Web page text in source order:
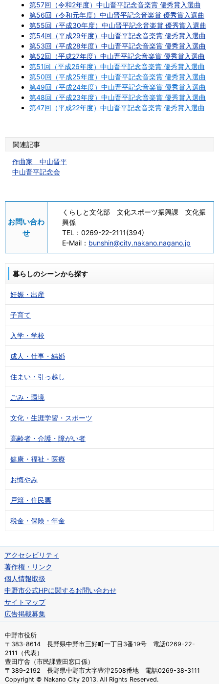
第57回（令和2年度）中山晋平記念音楽賞 優秀賞入選曲
第56回（令和元年度）中山晋平記念音楽賞 優秀賞入選曲
第55回（平成30年度）中山晋平記念音楽賞 優秀賞入選曲
第54回（平成29年度）中山晋平記念音楽賞 優秀賞入選曲
第53回（平成28年度）中山晋平記念音楽賞 優秀賞入選曲
第52回（平成27年度）中山晋平記念音楽賞 優秀賞入選曲
第51回（平成26年度）中山晋平記念音楽賞 優秀賞入選曲
第50回（平成25年度）中山晋平記念音楽賞 優秀賞入選曲
第49回（平成24年度）中山晋平記念音楽賞 優秀賞入選曲
第48回（平成23年度）中山晋平記念音楽賞 優秀賞入選曲
第47回（平成22年度）中山晋平記念音楽賞 優秀賞入選曲
関連記事
作曲家 中山晋平
中山晋平記念会
お問い合わ
せ
くらしと文化部 文化スポーツ振興課 文化振
興係
TEL： 0269-22-2111(394)
E-Mail： bunshin@city.nakano.nagano.jp
暮らしのシーンから探す
妊娠・出産
子育て
入学・学校
成人・仕事・結婚
住まい・引っ越し
ごみ・環境
文化・生涯学習・スポーツ
高齢者・介護・障がい者
健康・福祉・医療
お悔やみ
戸籍・住民票
税金・保険・年金
アクセシビリティ
著作権・リンク
個人情報取扱
中野市公式HPに関するお問い合わせ
サイトマップ
広告掲載募集
中野市役所
〒383-8614 長野県中野市三好町一丁目3番19号 電話0269-22-
2111（代表）
豊田庁舎（市民課豊田窓口係）
〒389-2192 長野県中野市大字豊津2508番地 電話0269-38-3111
Copyright © Nakano City 2013. All Rights Reserved.